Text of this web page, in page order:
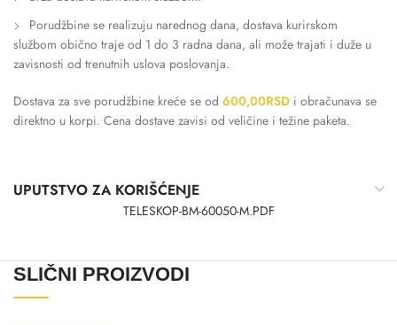
Porudžbine se realizuju narednog dana, dostava kurirskom
službom obično traje od 1 do 3 radna dana, ali može trajati i duže u
zavisnosti od trenutnih uslova poslovanja.
Dostava za sve porudžbine kreće se od 600,00RSD i obračunava se
direktno u korpi. Cena dostave zavisi od veličine i težine paketa.
UPUTSTVO ZA KORIŠĆENJE
TELESKOP-BM-60050-M.PDF
SLIČNI PROIZVODI